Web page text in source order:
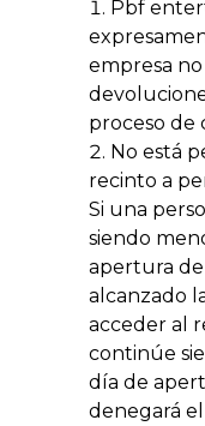
Pbf
empresa no
proceso de
No está
recinto a
Si una
siendo
apertura
alcanzado
acceder al
continúe
día de
denegará el